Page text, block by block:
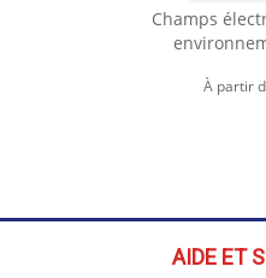
Champs
À partir
AIDE ET